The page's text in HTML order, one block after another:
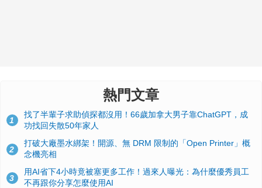
熱門文章
1
找了半輩子求助偵探都沒用！66歲加拿大男子靠ChatGPT，成
功找回失散50年家人
2
打破大廠墨水綁架！開源、無 DRM 限制的「Open Printer」概
念機亮相
3
用AI省下4小時竟被塞更多工作！過來人曝光：為什麼優秀員工
不再跟你分享怎麼使用AI